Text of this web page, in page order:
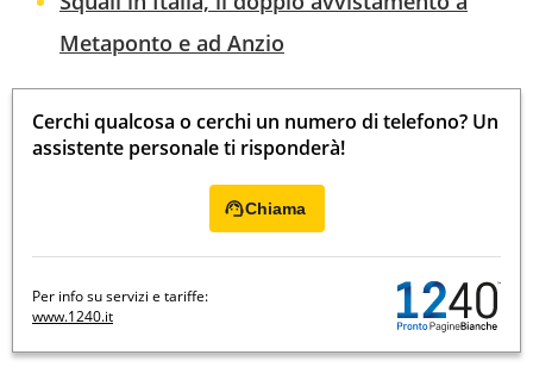
Metaponto e ad Anzio
Cerchi qualcosa o cerchi un numero di telefono? Un
assistente personale ti risponderà!
Chiama
Per info su servizi e tariffe:
www.1240.it